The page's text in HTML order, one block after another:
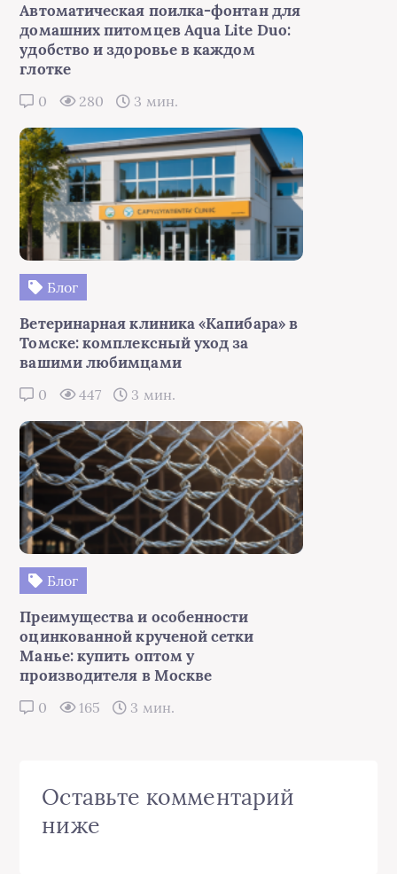
Автоматическая поилка-фонтан для
домашних питомцев Aqua Lite Duo:
удобство и здоровье в каждом
глотке
0 280 3 мин.
Блог
Ветеринарная клиника «Капибара» в
Томске: комплексный уход за
вашими любимцами
0 447 3 мин.
Блог
Преимущества и особенности
оцинкованной крученой сетки
Манье: купить оптом у
производителя в Москве
0 165 3 мин.
Оставьте комментарий
ниже